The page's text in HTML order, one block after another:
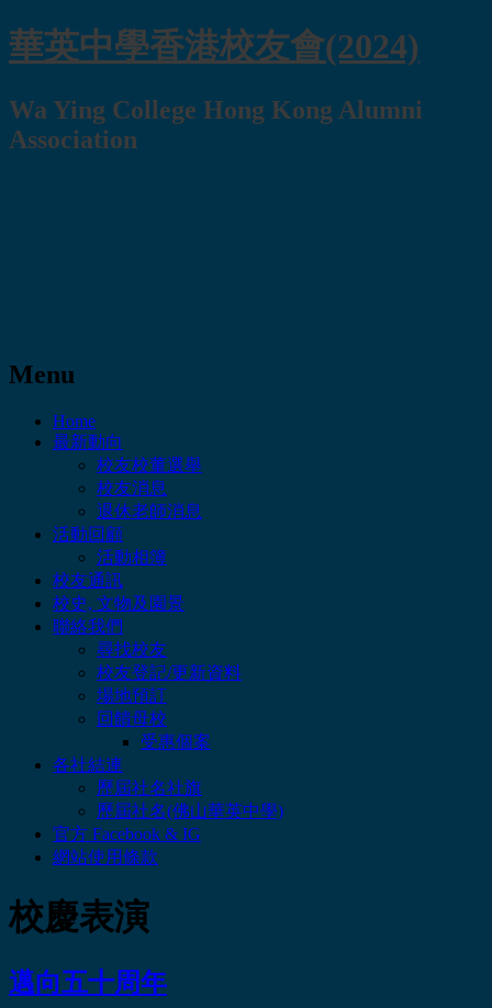
華英中學香港校友會(2024)
Wa Ying College Hong Kong Alumni
Association
Menu
Skip
Home
最新動向
校友校董選舉
校友消息
退休老師消息
活動回顧
活動相簿
校友通訊
校史, 文物及園景
聯絡我們
尋找校友
校友登記/更新資料
場地預訂
回饋母校
受惠個案
各社結連
歷屆社名社旗
歷屆社名(佛山華英中學)
官方 Facebook & IG
網站使用條款
校慶表演
邁向五十周年